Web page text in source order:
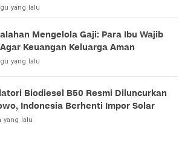
yang lalu
Mengelola Gaji: Para Ibu Wajib
Keuangan Keluarga Aman
yang lalu
Biodiesel B50 Resmi Diluncurkan
Indonesia Berhenti Impor Solar
yang lalu